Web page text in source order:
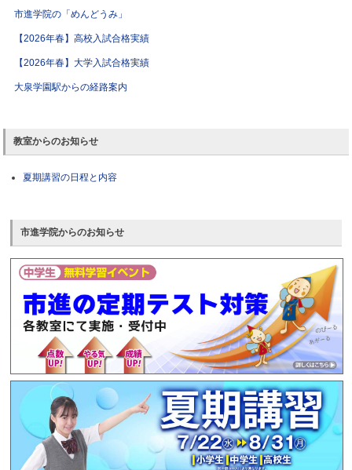
市進学院の「めんどうみ」
【2026年春】高校入試合格実績
【2026年春】大学入試合格実績
大泉学園駅からの経路案内
教室からのお知らせ
夏期講習の日程と内容
市進学院からのお知らせ